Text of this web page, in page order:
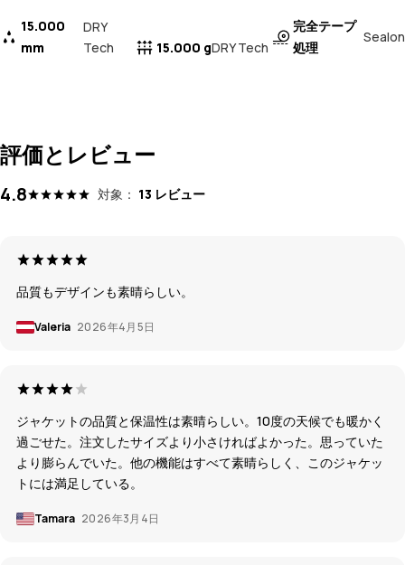
15.000
mm
DRY
Tech
15.000 gDRY Tech
完全テープ
処理
Sealon
評価とレビュー
4.8 対象： 13 レビュー
品質もデザインも素晴らしい。
Valeria 2026年4月5日
ジャケットの品質と保温性は素晴らしい。10度の天候でも暖かく
過ごせた。注文したサイズより小さければよかった。思っていた
より膨らんでいた。他の機能はすべて素晴らしく、このジャケッ
トには満足している。
Tamara 2026年3月4日